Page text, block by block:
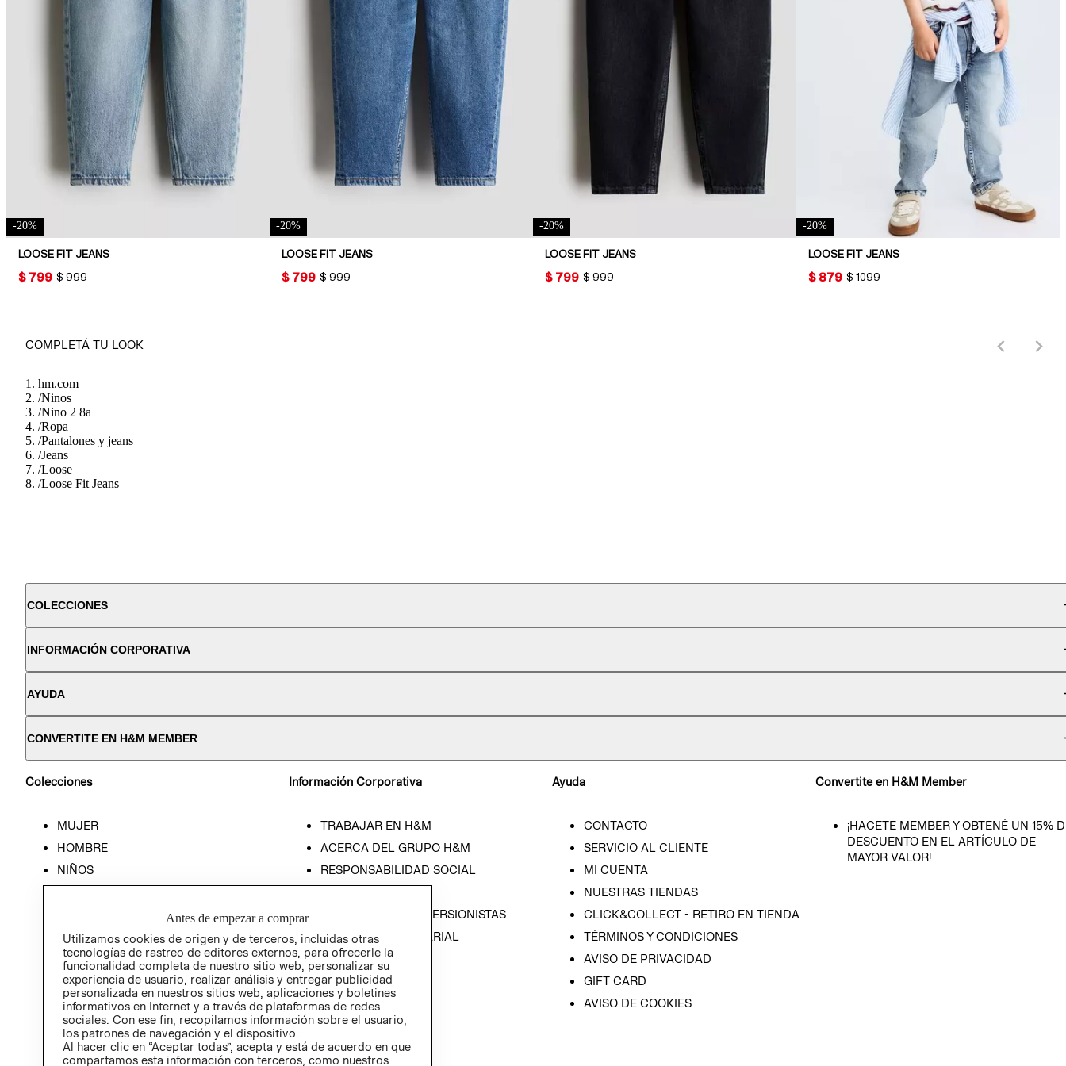
-20%
LOOSE FIT JEANS
ORIGINAL PRICE:
$ 999
PRICE:
$ 799
-20%
LOOSE FIT JEANS
ORIGINAL PRICE:
$ 999
PRICE:
$ 799
-20%
LOOSE FIT JEANS
ORIGINAL PRICE:
$ 999
PRICE:
$ 799
-20%
LOOSE FIT JEANS
ORIGINAL PRICE:
$ 1099
PRICE:
$ 879
COMPLETÁ TU LOOK
hm.com
/Ninos
/Nino 2 8a
/Ropa
/Pantalones y jeans
/Jeans
/Loose
/Loose Fit Jeans
COLECCIONES
INFORMACIÓN CORPORATIVA
AYUDA
CONVERTITE EN H&M MEMBER
Colecciones
MUJER
HOMBRE
NIÑOS
Información Corporativa
TRABAJAR EN H&M
ACERCA DEL GRUPO H&M
RESPONSABILIDAD SOCIAL
RELACIÓN CON INVERSIONISTAS
POLÍTICA EMPRESARIAL
Ayuda
CONTACTO
SERVICIO AL CLIENTE
MI CUENTA
NUESTRAS TIENDAS
CLICK&COLLECT - RETIRO EN TIENDA
TÉRMINOS Y CONDICIONES
AVISO DE PRIVACIDAD
GIFT CARD
AVISO DE COOKIES
Convertite en H&M Member
¡HACETE MEMBER Y OBTENÉ UN 15%
DESCUENTO EN EL ARTÍCULO DE
MAYOR VALOR!
Antes de empezar a comprar
Utilizamos cookies de origen y de terceros, incluidas otras
tecnologías de rastreo de editores externos, para ofrecerle la
funcionalidad completa de nuestro sitio web, personalizar su
experiencia de usuario, realizar análisis y entregar publicidad
personalizada en nuestros sitios web, aplicaciones y boletines
informativos en Internet y a través de plataformas de redes
sociales. Con ese fin, recopilamos información sobre el usuario,
los patrones de navegación y el dispositivo.
Al hacer clic en “Aceptar todas”, acepta y está de acuerdo en que
compartamos esta información con terceros, como nuestros